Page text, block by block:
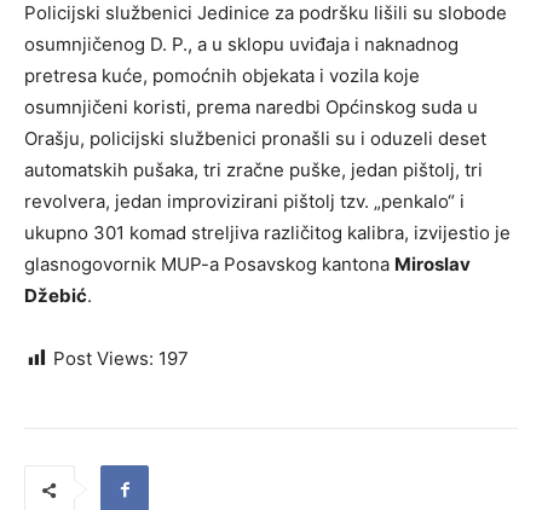
Policijski službenici Jedinice za podršku lišili su slobode
osumnjičenog D. P., a u sklopu uviđaja i naknadnog
pretresa kuće, pomoćnih objekata i vozila koje
osumnjičeni koristi, prema naredbi Općinskog suda u
Orašju, policijski službenici pronašli su i oduzeli deset
automatskih pušaka, tri zračne puške, jedan pištolj, tri
revolvera, jedan improvizirani pištolj tzv. „penkalo“ i
ukupno 301 komad streljiva različitog kalibra, izvijestio je
glasnogovornik MUP-a Posavskog kantona Miroslav
Džebić.
Post Views: 197